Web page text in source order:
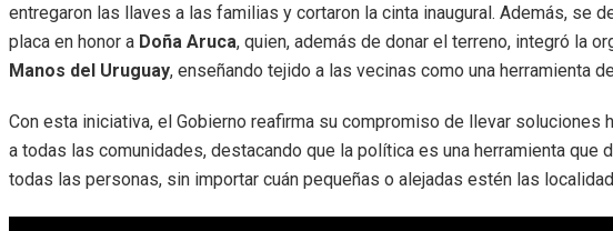
entregaron las llaves a las familias y cortaron la cinta inaugural. Además, se
placa en honor a Doña Aruca, quien, además de donar el terreno, integró la
Manos del Uruguay, enseñando tejido a las vecinas como una herramienta
Con esta iniciativa, el Gobierno reafirma su compromiso de llevar soluciones
a todas las comunidades, destacando que la política es una herramienta que
todas las personas, sin importar cuán pequeñas o alejadas estén las